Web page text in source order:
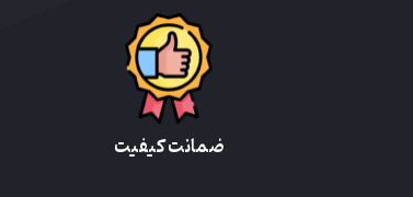
ضمانت کیفیت